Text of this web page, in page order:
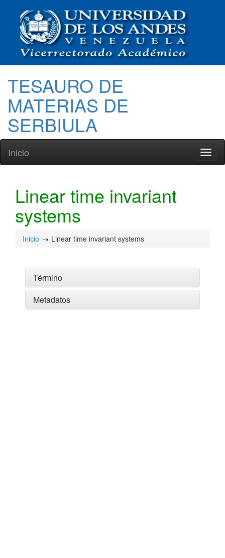
TESAURO DE
MATERIAS DE
SERBIULA
Inicio
Linear time invariant
systems
Inicio Linear time invariant systems
Término
Metadatos